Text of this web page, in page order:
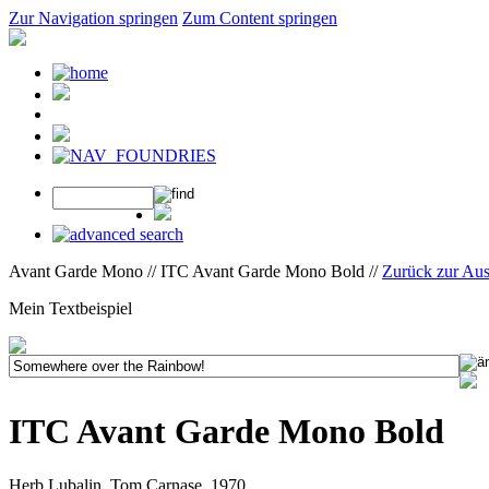
Zur Navigation springen Zum Content springen
Avant Garde Mono // ITC Avant Garde Mono Bold // Zurück zur
Mein Textbeispiel
ITC Avant Garde Mono Bold
Herb Lubalin, Tom Carnase, 1970